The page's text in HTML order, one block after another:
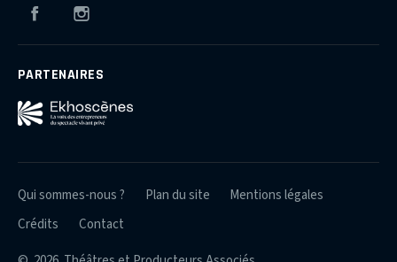
Facebook
PARTENAIRES
Qui sommes-nous ? Plan du site
Mentions légales
Crédits
Contact